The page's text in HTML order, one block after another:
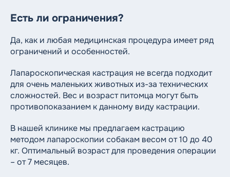
Есть ли ограничения?
Да, как и любая медицинская процедура имеет ряд
ограничений и особенностей.
Лапароскопическая кастрация не всегда подходит
для очень маленьких животных из-за технических
сложностей. Вес и возраст питомца могут быть
противопоказанием к данному виду кастрации.
В нашей клинике мы предлагаем кастрацию
методом лапароскопии собакам весом от 10 до 40
кг. Оптимальный возраст для проведения операции
– от 7 месяцев.